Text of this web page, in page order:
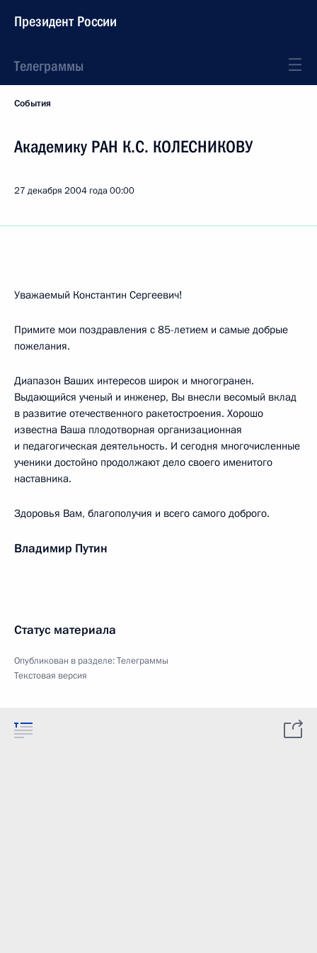
Президент России
Телеграммы
События
Академику РАН К.С. КОЛЕСНИКОВУ
27 декабря 2004 года00:00
Уважаемый Константин Сергеевич!
Примите мои поздравления с 85-летием и самые добрые
пожелания.
Диапазон Ваших интересов широк и многогранен.
Выдающийся ученый и инженер, Вы внесли весомый вклад
в развитие отечественного ракетостроения. Хорошо
известна Ваша плодотворная организационная
и педагогическая деятельность. И сегодня многочисленные
ученики достойно продолжают дело своего именитого
наставника.
Здоровья Вам, благополучия и всего самого доброго.
Владимир Путин
Статус материала
Опубликован в разделе:Телеграммы
Текстовая версия